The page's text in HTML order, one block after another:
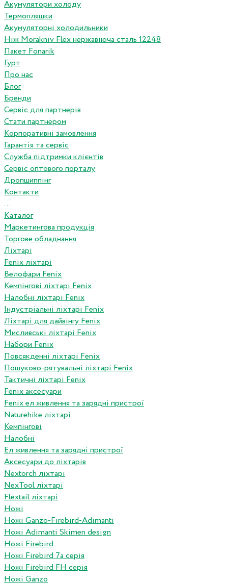
Акумулятори холоду
Термопляшки
Акумуляторні холодильники
Ніж Morakniv Flex нержавіюча сталь 12248
Пакет Fonarik
Гурт
Про нас
Блог
Бренди
Сервіс для партнерів
Стати партнером
Корпоративні замовлення
Гарантія та сервіс
Служба підтримки клієнтів
Сервіс оптового порталу
Дропшиппінг
Контакти
...
Каталог
Маркетингова продукція
Торгове обладнання
Ліхтарі
Fenix ліхтарі
Велофари Fenix
Кемпінгові ліхтарі Fenix
Налобні ліхтарі Fenix
Індустріальні ліхтарі Fenix
Ліхтарі для дайвінгу Fenix
Мисливські ліхтарі Fenix
Набори Fenix
Повсякденні ліхтарі Fenix
Пошуково-рятувальні ліхтарі Fenix
Тактичні ліхтарі Fenix
Fenix аксесуари
Fenix ел живлення та зарядні пристрої
Naturehike ліхтарі
Кемпінгові
Налобні
Ел живлення та зарядні пристрої
Аксесуари до ліхтарів
Nextorch ліхтарі
NexTool ліхтарі
Flextail ліхтарі
Ножі
Ножі Ganzo-Firebird-Adimanti
Ножі Adimanti Skimen design
Ножі Firebird
Ножі Firebird 7а серія
Ножі Firebird FH серія
Ножі Ganzo